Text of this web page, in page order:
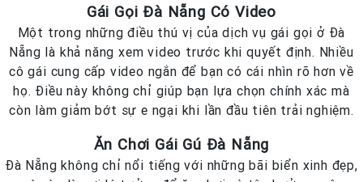
Gái Gọi Đà Nẵng Có Video
Một trong những điều thú vị của dịch vụ gái gọi ở Đà
Nẵng là khả năng xem video trước khi quyết định. Nhiều
cô gái cung cấp video ngắn để bạn có cái nhìn rõ hơn về
họ. Điều này không chỉ giúp bạn lựa chọn chính xác mà
còn làm giảm bớt sự e ngại khi lần đầu tiên trải nghiệm.
Ăn Chơi Gái Gú Đà Nẵng
Đà Nẵng không chỉ nổi tiếng với những bãi biển xinh đẹp,